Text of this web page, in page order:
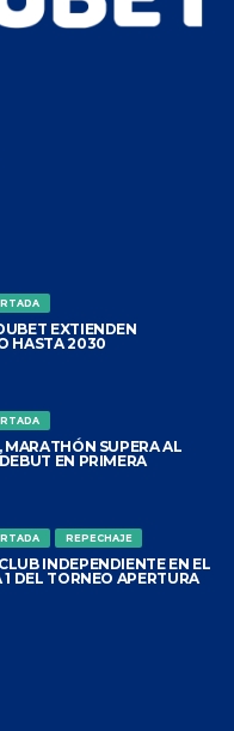
EXTIENDEN
HASTA 2030
MARATHÓN SUPERA AL
EN PRIMERA
REPECHAJE
INDEPENDIENTE EN EL
DEL TORNEO APERTURA